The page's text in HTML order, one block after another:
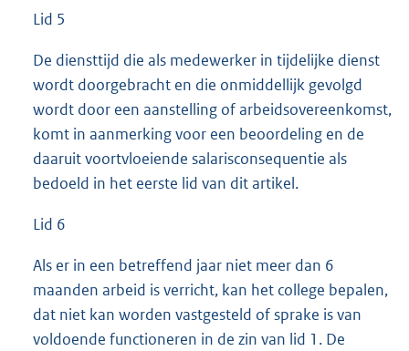
Lid 5
De diensttijd die als medewerker in tijdelijke dienst
wordt doorgebracht en die onmiddellijk gevolgd
wordt door een aanstelling of arbeidsovereenkomst,
komt in aanmerking voor een beoordeling en de
daaruit voortvloeiende salarisconsequentie als
bedoeld in het eerste lid van dit artikel.
Lid 6
Als er in een betreffend jaar niet meer dan 6
maanden arbeid is verricht, kan het college bepalen,
dat niet kan worden vastgesteld of sprake is van
voldoende functioneren in de zin van lid 1. De